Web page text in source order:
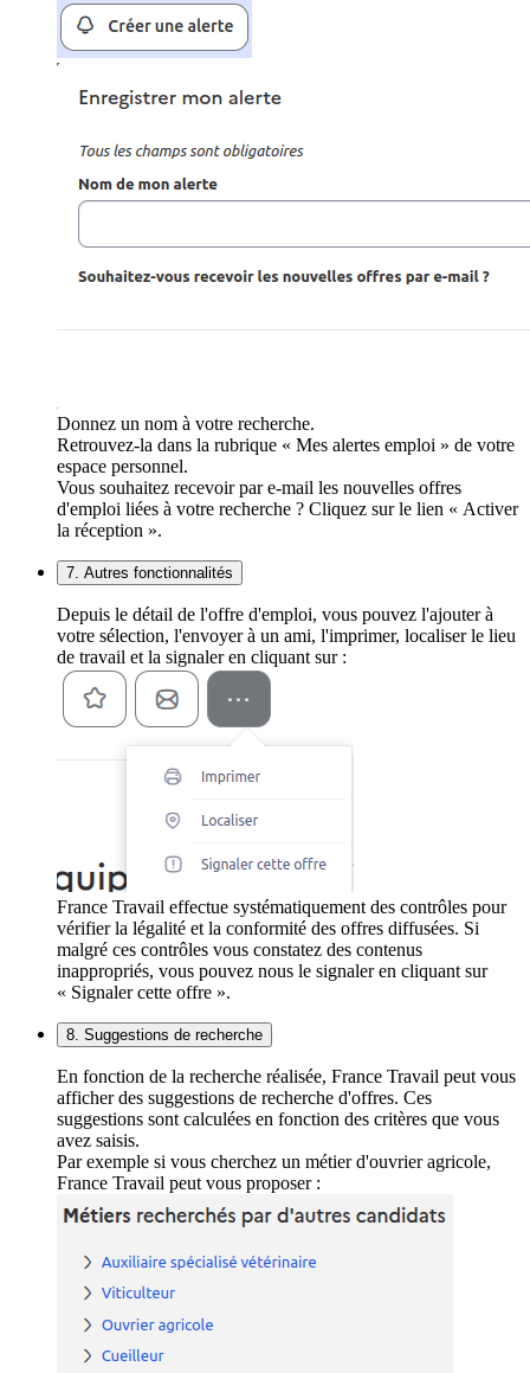
Donnez un nom à votre recherche.
Retrouvez-la dans la rubrique « Mes alertes emploi » de votre
espace personnel.
Vous souhaitez recevoir par e-mail les nouvelles offres
d'emploi liées à votre recherche ? Cliquez sur le lien « Activer
la réception ».
7. Autres fonctionnalités
Depuis le détail de l'offre d'emploi, vous pouvez l'ajouter à
votre sélection, l'envoyer à un ami, l'imprimer, localiser le lieu
de travail et la signaler en cliquant sur :
France Travail effectue systématiquement des contrôles pour
vérifier la légalité et la conformité des offres diffusées. Si
malgré ces contrôles vous constatez des contenus
inappropriés, vous pouvez nous le signaler en cliquant sur
« Signaler cette offre ».
8. Suggestions de recherche
En fonction de la recherche réalisée, France Travail peut vous
afficher des suggestions de recherche d'offres. Ces
suggestions sont calculées en fonction des critères que vous
avez saisis.
Par exemple si vous cherchez un métier d'ouvrier agricole,
France Travail peut vous proposer :